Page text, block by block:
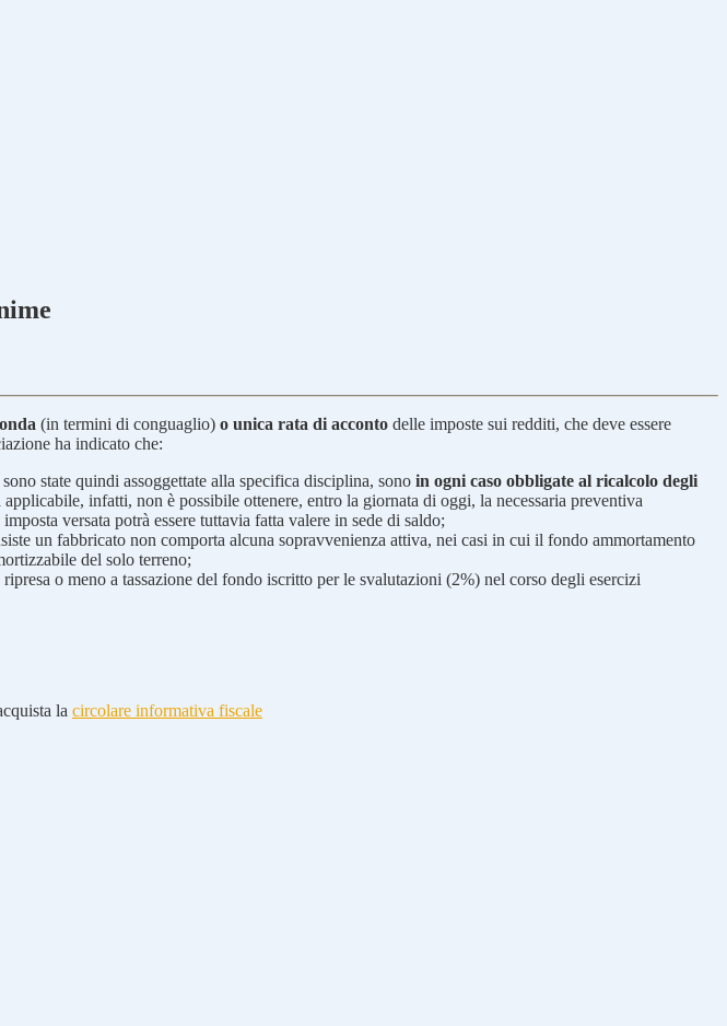
(in termini di conguaglio) o unica rata di acconto delle imposte sui redditi, che deve essere
ha indicato che:
state quindi assoggettate alla specifica disciplina, sono in ogni caso obbligate al ricalcolo degli
infatti, non è possibile ottenere, entro la giornata di oggi, la necessaria preventiva
versata potrà essere tuttavia fatta valere in sede di saldo;
un fabbricato non comporta alcuna sopravvenienza attiva, nei casi in cui il fondo ammortamento
del solo terreno;
o meno a tassazione del fondo iscritto per le svalutazioni (2%) nel corso degli esercizi
la circolare informativa fiscale